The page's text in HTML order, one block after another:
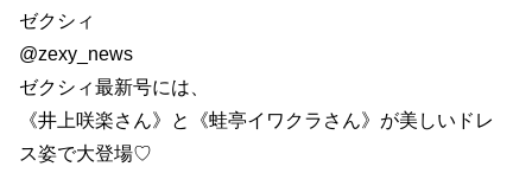
ゼクシィ
@zexy_news
ゼクシィ最新号には、
《井上咲楽さん》と《蛙亭イワクラさん》が美しいドレ
ス姿で大登場♡